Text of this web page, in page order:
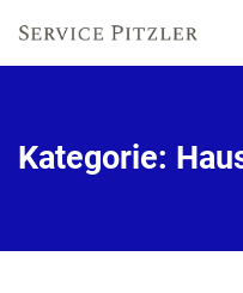
Kategorie: